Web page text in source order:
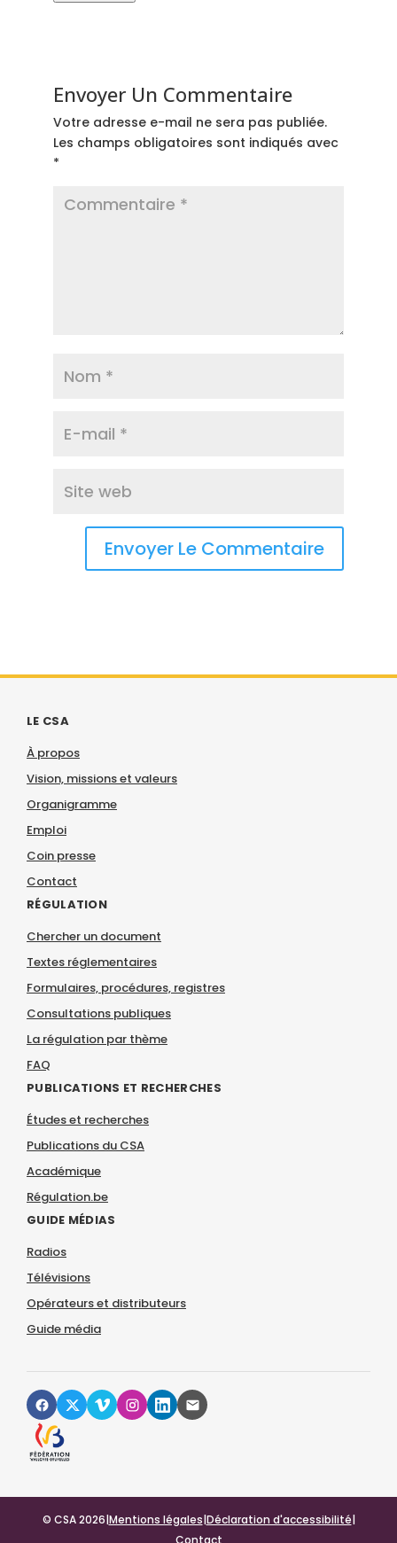
Envoyer Un Commentaire
Votre adresse e-mail ne sera pas publiée.
Les champs obligatoires sont indiqués avec
*
LE CSA
À propos
Vision, missions et valeurs
Organigramme
Emploi
Coin presse
Contact
RÉGULATION
Chercher un document
Textes réglementaires
Formulaires, procédures, registres
Consultations publiques
La régulation par thème
FAQ
PUBLICATIONS ET RECHERCHES
Études et recherches
Publications du CSA
Académique
Régulation.be
GUIDE MÉDIAS
Radios
Télévisions
Opérateurs et distributeurs
Guide média
© CSA 2026|Mentions légales|Déclaration d'accessibilité|
Contact